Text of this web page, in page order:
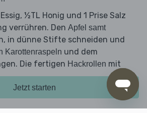
Jetzt starten
Essig, ½TL Honig und 1 Prise Salz
verrühren. Den Apfel samt
in dünne Stifte schneiden und
Karottenraspeln und dem
Die fertigen Hackrollen mit
Salatservieren.